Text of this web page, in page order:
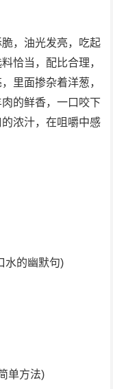
，油光发亮，吃起
恰当，配比合理，
里面掺杂着洋葱，
的鲜香，一口咬下
浓汁，在咀嚼中感
水的幽默句)
单方法)